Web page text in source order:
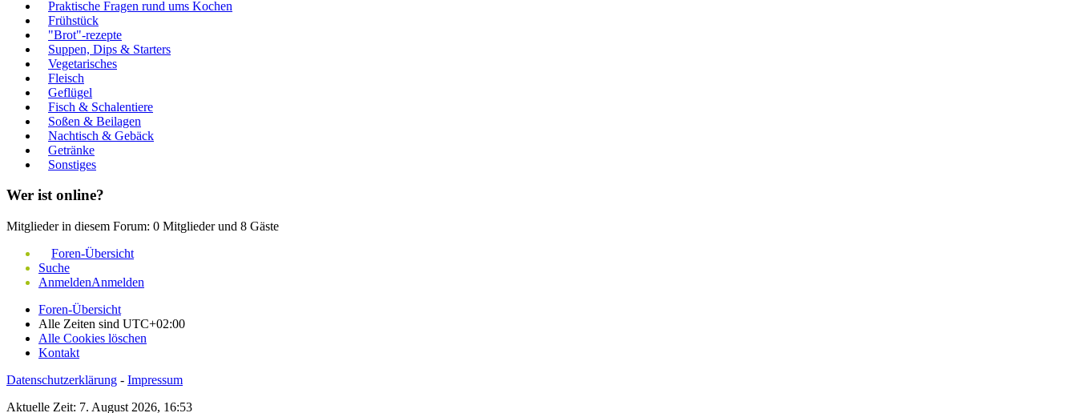
Praktische Fragen rund ums Kochen
Frühstück
"Brot"-rezepte
Suppen, Dips & Starters
Vegetarisches
Fleisch
Geflügel
Fisch & Schalentiere
Soßen & Beilagen
Nachtisch & Gebäck
Getränke
Sonstiges
Wer ist online?
Mitglieder in diesem Forum: 0 Mitglieder und 8 Gäste
Foren-Übersicht
Suche
AnmeldenAnmelden
Foren-Übersicht
Alle Zeiten sind UTC+02:00
Alle Cookies löschen
Kontakt
Datenschutzerklärung - Impressum
Aktuelle Zeit: 7. August 2026, 16:53